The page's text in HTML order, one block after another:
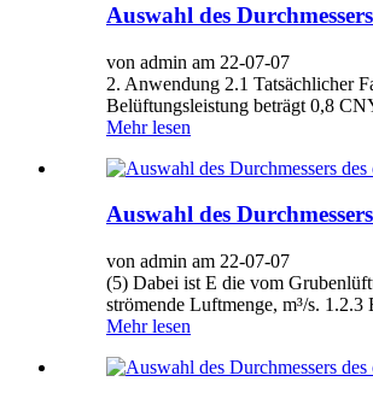
Auswahl des
von admin am 22-07-07
2. Anwendung 2.1 Tatsächlicher
Belüftungsleistung beträgt 0,8
Mehr lesen
Auswahl des
von admin am 22-07-07
(5) Dabei ist E die vom
strömende Luftmenge, m³/s.
Mehr lesen